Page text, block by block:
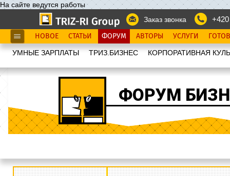
На сайте ведутся работы
Заказ звонка
НОВОЕ СТАТЬИ ФОРУМ АВТОРЫ УСЛУГИ
УМНЫЕ ЗАРПЛАТЫ ТРИЗ.БИЗНЕС КОРПОРАТИВНАЯ
ФОРУМ